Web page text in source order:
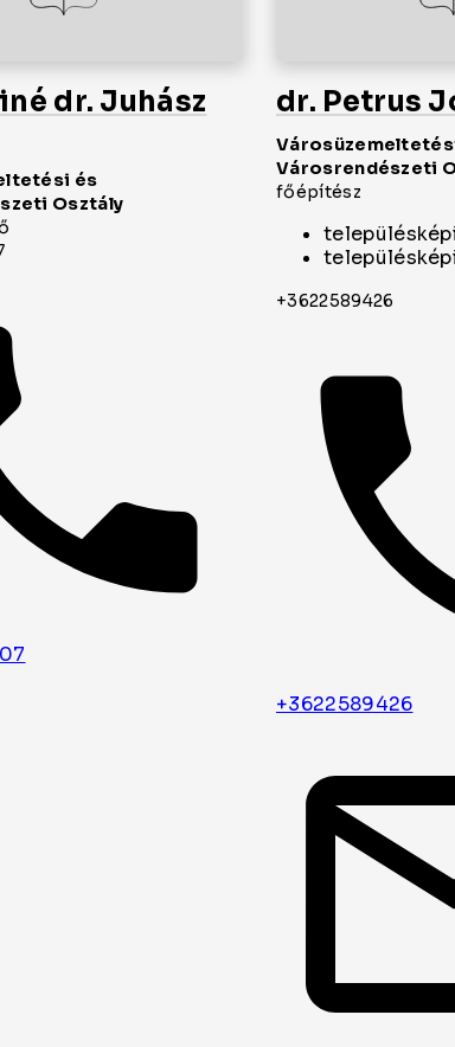
dr. Juhász
és
Osztály
dr. Petrus
Városrendészeti
főépítész
+3622589426
+3622589426